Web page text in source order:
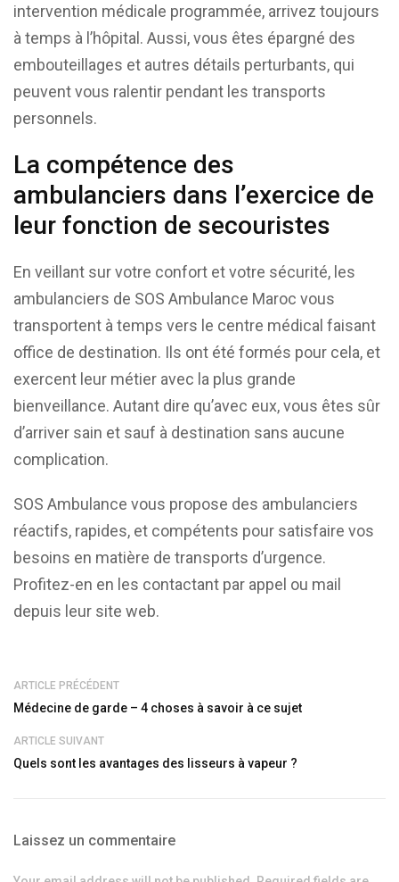
intervention médicale programmée, arrivez toujours
à temps à l’hôpital. Aussi, vous êtes épargné des
embouteillages et autres détails perturbants, qui
peuvent vous ralentir pendant les transports
personnels.
La compétence des
ambulanciers dans l’exercice de
leur fonction de secouristes
En veillant sur votre confort et votre sécurité, les
ambulanciers de SOS Ambulance Maroc vous
transportent à temps vers le centre médical faisant
office de destination. Ils ont été formés pour cela, et
exercent leur métier avec la plus grande
bienveillance. Autant dire qu’avec eux, vous êtes sûr
d’arriver sain et sauf à destination sans aucune
complication.
SOS Ambulance vous propose des ambulanciers
réactifs, rapides, et compétents pour satisfaire vos
besoins en matière de transports d’urgence.
Profitez-en en les contactant par appel ou mail
depuis leur site web.
ARTICLE PRÉCÉDENT
Médecine de garde – 4 choses à savoir à ce sujet
ARTICLE SUIVANT
Quels sont les avantages des lisseurs à vapeur ?
Laissez un commentaire